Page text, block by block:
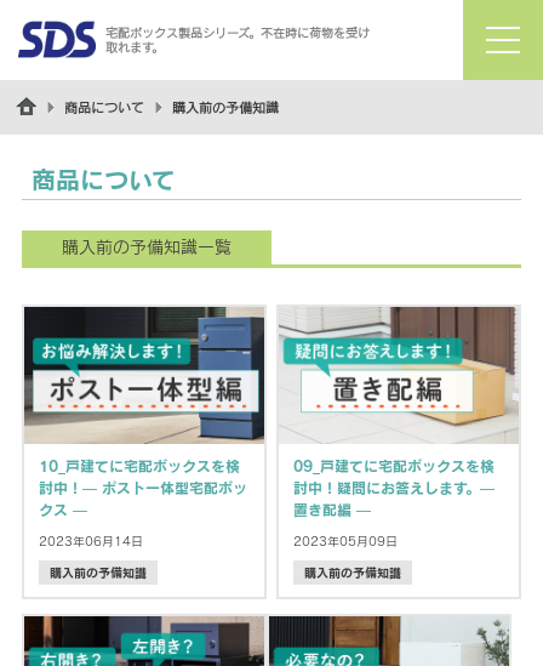
宅配ボックス製品シリーズ。不在時に荷物を受け
取れます。
menu
商品について 購入前の予備知識
商品について
購入前の予備知識一覧
10_戸建てに宅配ボックスを検
討中！— ポスト一体型宅配ボッ
クス —
2023年06月14日
購入前の予備知識
09_戸建てに宅配ボックスを検
討中！疑問にお答えします。—
置き配編 —
2023年05月09日
購入前の予備知識